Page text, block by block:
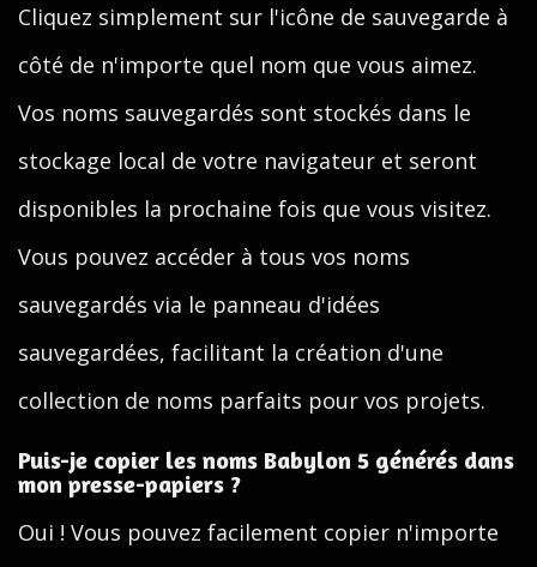
Cliquez simplement sur l'icône de sauvegarde à
côté de n'importe quel nom que vous aimez.
Vos noms sauvegardés sont stockés dans le
stockage local de votre navigateur et seront
disponibles la prochaine fois que vous visitez.
Vous pouvez accéder à tous vos noms
sauvegardés via le panneau d'idées
sauvegardées, facilitant la création d'une
collection de noms parfaits pour vos projets.
Puis-je copier les noms Babylon 5 générés dans
mon presse-papiers ?
Oui ! Vous pouvez facilement copier n'importe